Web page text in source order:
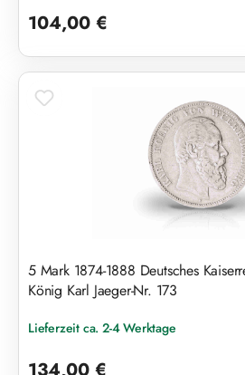
104,00 €
5 Mark 1874-1888 Deutsches
König Karl Jaeger-Nr. 173
Lieferzeit ca. 2-4 Werktage